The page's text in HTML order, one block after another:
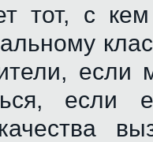
тот, с
если
если